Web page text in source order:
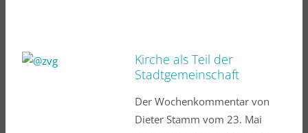
Kirche als Teil der
Stadtgemeinschaft
Der Wochenkommentar von
Dieter Stamm vom 23. Mai